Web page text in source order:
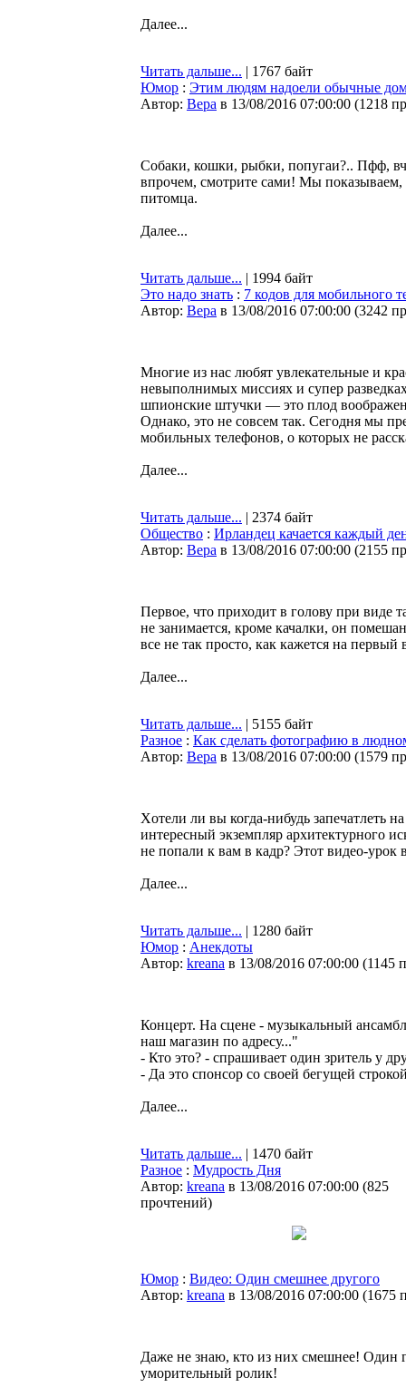
Далее...
Читать дальше... | 1767 байт
Юмор : Этим людям надоели обычные
Автор: Bepa в 13/08/2016 07:00:00 (1218
Собаки, кошки, рыбки, попугаи?.. Пфф,
впрочем, смотрите сами! Мы показываем,
питомца.
Далее...
Читать дальше... | 1994 байт
Это надо знать : 7 кодов для мобильного
Автор: Bepa в 13/08/2016 07:00:00 (3242
Многие из нас любят увлекательные и
невыполнимых миссиях и супер
шпионские штучки — это плод
Однако, это не совсем так. Сегодня мы
мобильных телефонов, о которых не
Далее...
Читать дальше... | 2374 байт
Общество : Ирландец качается каждый
Автор: Bepa в 13/08/2016 07:00:00 (2155
Первое, что приходит в голову при виде
не занимается, кроме качалки, он
все не так просто, как кажется на первый
Далее...
Читать дальше... | 5155 байт
Разное : Как сделать фотографию в
Автор: Bepa в 13/08/2016 07:00:00 (1579
Xотели ли вы когда-нибудь запечатлеть
интересный экземпляр архитектурного
не попали к вам в кадр? Этот видео-урок
Далее...
Читать дальше... | 1280 байт
Юмор : Анекдоты
Автор: kreana в 13/08/2016 07:00:00 (1145
Концерт. На сцене - музыкальный
наш магазин по адресу..."
- Кто это? - спрашивает один зритель у
- Да это спонсор со своей бегущей
Далее...
Читать дальше... | 1470 байт
Разное : Мудрость Дня
Автор: kreana в 13/08/2016 07:00:00 (825
прочтений)
Юмор : Видео: Один смешнее другого
Автор: kreana в 13/08/2016 07:00:00 (1675
Даже не знаю, кто из них смешнее! Один
уморительный ролик!